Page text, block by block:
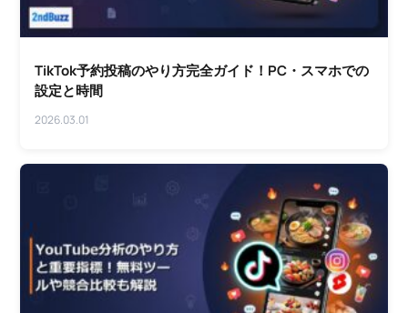
TikTok予約投稿のやり方完全ガイド！PC・スマホでの
設定と時間
2026.03.01